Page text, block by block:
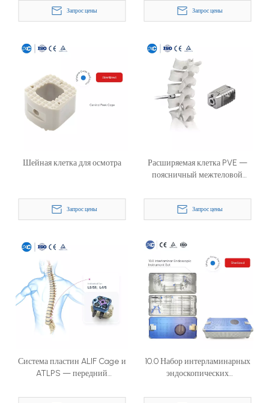
клетки
Запрос цены Запрос цены
Шейная клетка для осмотра
Запрос цены
Расширяемая клетка PVE —
поясничный межтеловой
Запрос цены
Система пластин ALIF Cage и
ATLPS — передний
спондилодезный имплантат
10.0 Набор интерламинарных
эндоскопических